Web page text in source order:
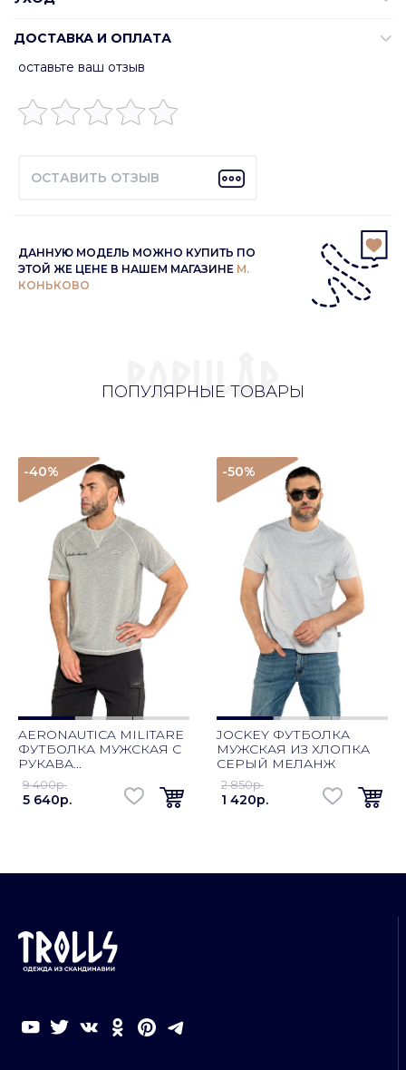
ДОСТАВКА И ОПЛАТА
оставьте ваш отзыв
ОСТАВИТЬ ОТЗЫВ
ДАННУЮ МОДЕЛЬ МОЖНО КУПИТЬ ПО
ЭТОЙ ЖЕ ЦЕНЕ В НАШЕМ МАГАЗИНЕ М.
КОНЬКОВО
ПОПУЛЯРНЫЕ ТОВАРЫ
-40%
AERONAUTICA MILITARE
ФУТБОЛКА МУЖСКАЯ С
РУКАВА...
9 400p.
5 640p.
-50%
JOCKEY ФУТБОЛКА
МУЖСКАЯ ИЗ ХЛОПКА
СЕРЫЙ МЕЛАНЖ
2 850p.
1 420p.